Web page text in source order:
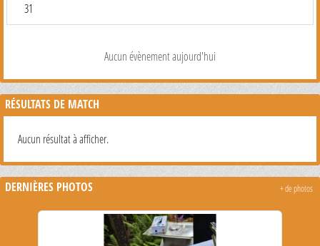
31
Aucun évènement aujourd'hui
RÉSULTATS DE MATCH
Aucun résultat à afficher.
DERNIÈRES PHOTOS + de photos